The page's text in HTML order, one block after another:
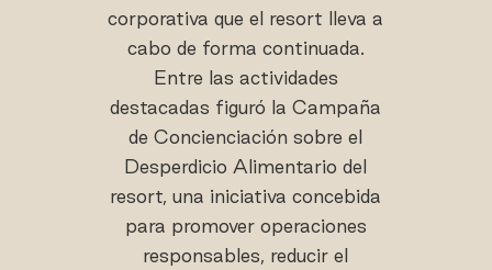
corporativa que el resort lleva a
cabo de forma continuada.
Entre las actividades
destacadas figuró la Campaña
de Concienciación sobre el
Desperdicio Alimentario del
resort, una iniciativa concebida
para promover operaciones
responsables, reducir el